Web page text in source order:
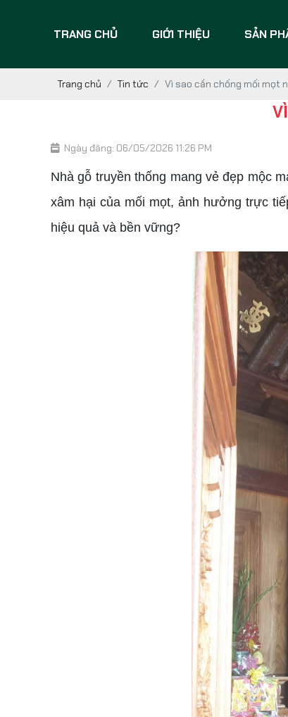
TRANG CHỦ GIỚI THIỆU SẢN
Trang chủ Tin tức Vì sao cần chống mối mọt
Ngày đăng: 06/05/2026 11:26 PM
Nhà gỗ truyền thống mang vẻ đẹp mộc
xâm hại của mối mọt, ảnh hưởng trực
hiệu quả và bền vững?